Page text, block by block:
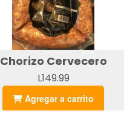
Chorizo Cervecero
L149.99
Agregar a carrito